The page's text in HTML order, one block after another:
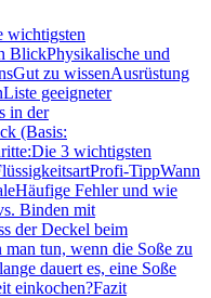
wichtigsten
BlickPhysikalische und
Gut zu wissenAusrüstung
Liste geeigneter
in der
(Basis:
Die 3 wichtigsten
Profi-TippWann
Häufige Fehler und wie
Binden mit
der Deckel beim
man tun, wenn die Soße zu
dauert es, eine Soße
einkochen?Fazit